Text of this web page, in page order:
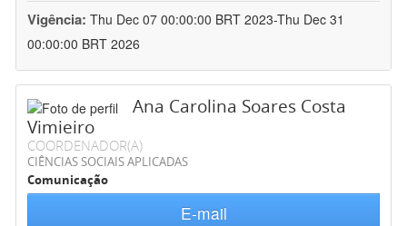
Vigência: Thu Dec 07 00:00:00 BRT 2023-Thu Dec 31
00:00:00 BRT 2026
Ana Carolina Soares Costa
Vimieiro
COORDENADOR(A)
CIÊNCIAS SOCIAIS APLICADAS
Comunicação
E-mail